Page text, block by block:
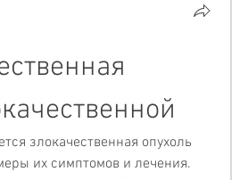
злокачественная опухоль
их симптомов и лечения.